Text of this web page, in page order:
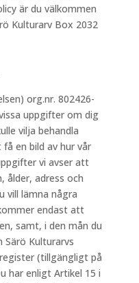
är du välkommen
Kulturarv Box 2032
org.nr. 802426-
uppgifter om dig
vilja behandla
en bild av hur vår
vi avser att
ålder, adress och
vill lämna några
endast att
samt, i den mån du
Särö Kulturarvs
(tillgängligt på
har enligt Artikel 15 i